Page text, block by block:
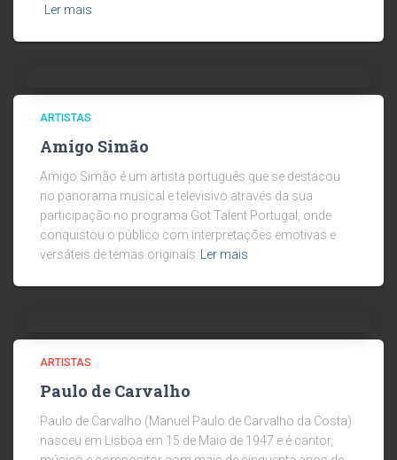
Ler mais
ARTISTAS
Amigo Simão
Amigo Simão é um artista português que se destacou
no panorama musical e televisivo através da sua
participação no programa Got Talent Portugal, onde
conquistou o público com interpretações emotivas e
versáteis de temas originais
Ler mais
ARTISTAS
Paulo de Carvalho
Paulo de Carvalho (Manuel Paulo de Carvalho da Costa)
nasceu em Lisboa em 15 de Maio de 1947 e é cantor,